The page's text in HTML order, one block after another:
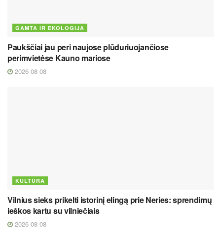
GAMTA IR EKOLOGIJA
Paukščiai jau peri naujose plūduriuojančiose
perimvietėse Kauno mariose
2026 08 08
KULTŪRA
Vilnius sieks prikelti istorinį elingą prie Neries: sprendimų
ieškos kartu su vilniečiais
2026 08 08